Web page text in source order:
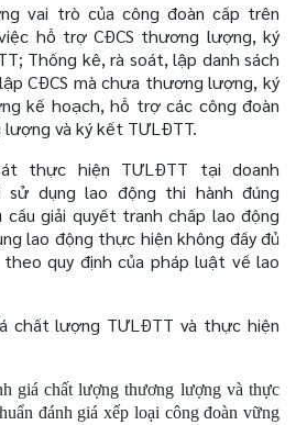
vai trò của công đoàn cấp trên
hỗ trợ CĐCS thương lượng, ký
Thống kê, rà soát, lập danh sách
CĐCS mà chưa thương lượng, ký
kế hoạch, hỗ trợ các công đoàn
và ký kết TƯLĐTT.
thực hiện TƯLĐTT tại doanh
sử dụng lao động thi hành đúng
giải quyết tranh chấp lao động
lao động thực hiện không đầy đủ
quy định của pháp luật về lao
chất lượng TƯLĐTT và thực hiện
giá chất lượng thương lượng và thực
đánh giá xếp loại công đoàn vững